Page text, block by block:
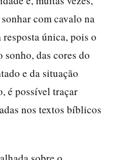
com cavalo na
única, pois o
das cores do
e da situação
é possível traçar
nos textos bíblicos